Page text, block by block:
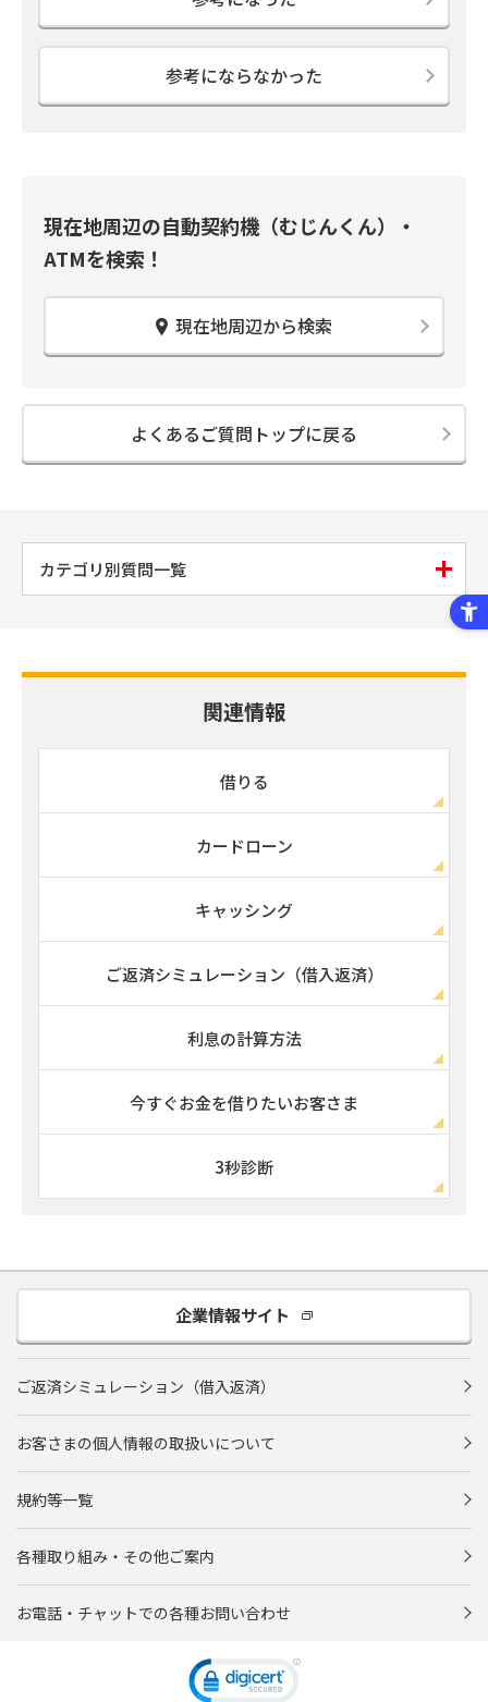
参考にならなかった
現在地周辺の自動契約機（むじんくん）・
ATMを検索！
現在地周辺から検索
よくあるご質問トップに戻る
カテゴリ別質問一覧
関連情報
借りる
カードローン
キャッシング
ご返済シミュレーション（借入返済）
利息の計算方法
今すぐお金を借りたいお客さま
3秒診断
企業情報サイト
ご返済シミュレーション（借入返済）
お客さまの個人情報の取扱いについて
規約等一覧
各種取り組み・その他ご案内
お電話・チャットでの各種お問い合わせ